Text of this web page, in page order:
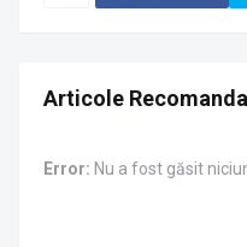
Articole
Error: Nu a fost găsit